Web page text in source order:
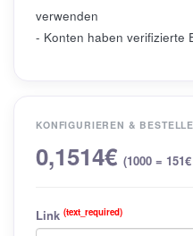
verwenden
- Konten haben verifizierte
KONFIGURIEREN &
0,1514€ (1000 =
Link (text_required)